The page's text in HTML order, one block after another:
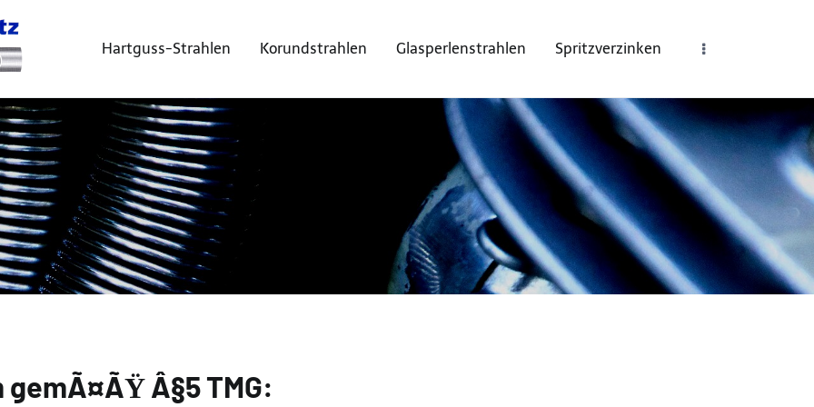
Sandstrahl-Centrum Miesitz
Hartguss-Strahlen Korundstrahlen Glasperlenstrahlen Spritzverzinken
Â§5 TMG: